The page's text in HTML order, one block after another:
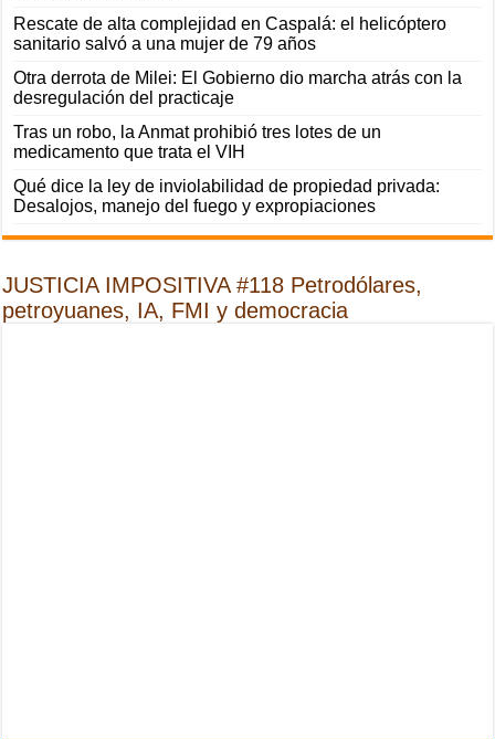
Rescate de alta complejidad en Caspalá: el helicóptero
sanitario salvó a una mujer de 79 años
Otra derrota de Milei: El Gobierno dio marcha atrás con la
desregulación del practicaje
Tras un robo, la Anmat prohibió tres lotes de un
medicamento que trata el VIH
Qué dice la ley de inviolabilidad de propiedad privada:
Desalojos, manejo del fuego y expropiaciones
JUSTICIA IMPOSITIVA #118 Petrodólares,
petroyuanes, IA, FMI y democracia